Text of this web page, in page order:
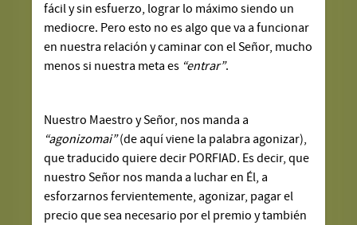
fácil y sin esfuerzo, lograr lo máximo siendo un
mediocre. Pero esto no es algo que va a funcionar
en nuestra relación y caminar con el Señor, mucho
menos si nuestra meta es “entrar”.
Nuestro Maestro y Señor, nos manda a
“agonizomai”(de aquí viene la palabra agonizar),
que traducido quiere decir PORFIAD. Es decir, que
nuestro Señor nos manda a luchar en Él, a
esforzarnos fervientemente, agonizar, pagar el
precio que sea necesario por el premio y también